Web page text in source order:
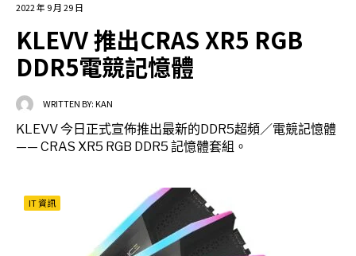
2022 年 9 月 29 日
KLEVV 推出CRAS XR5 RGB
DDR5電競記憶體
WRITTEN BY:KAN
KLEVV 今日正式宣佈推出最新的DDR5超頻／電競記憶體
—— CRAS XR5 RGB DDR5 記憶體套組。
IT 資訊